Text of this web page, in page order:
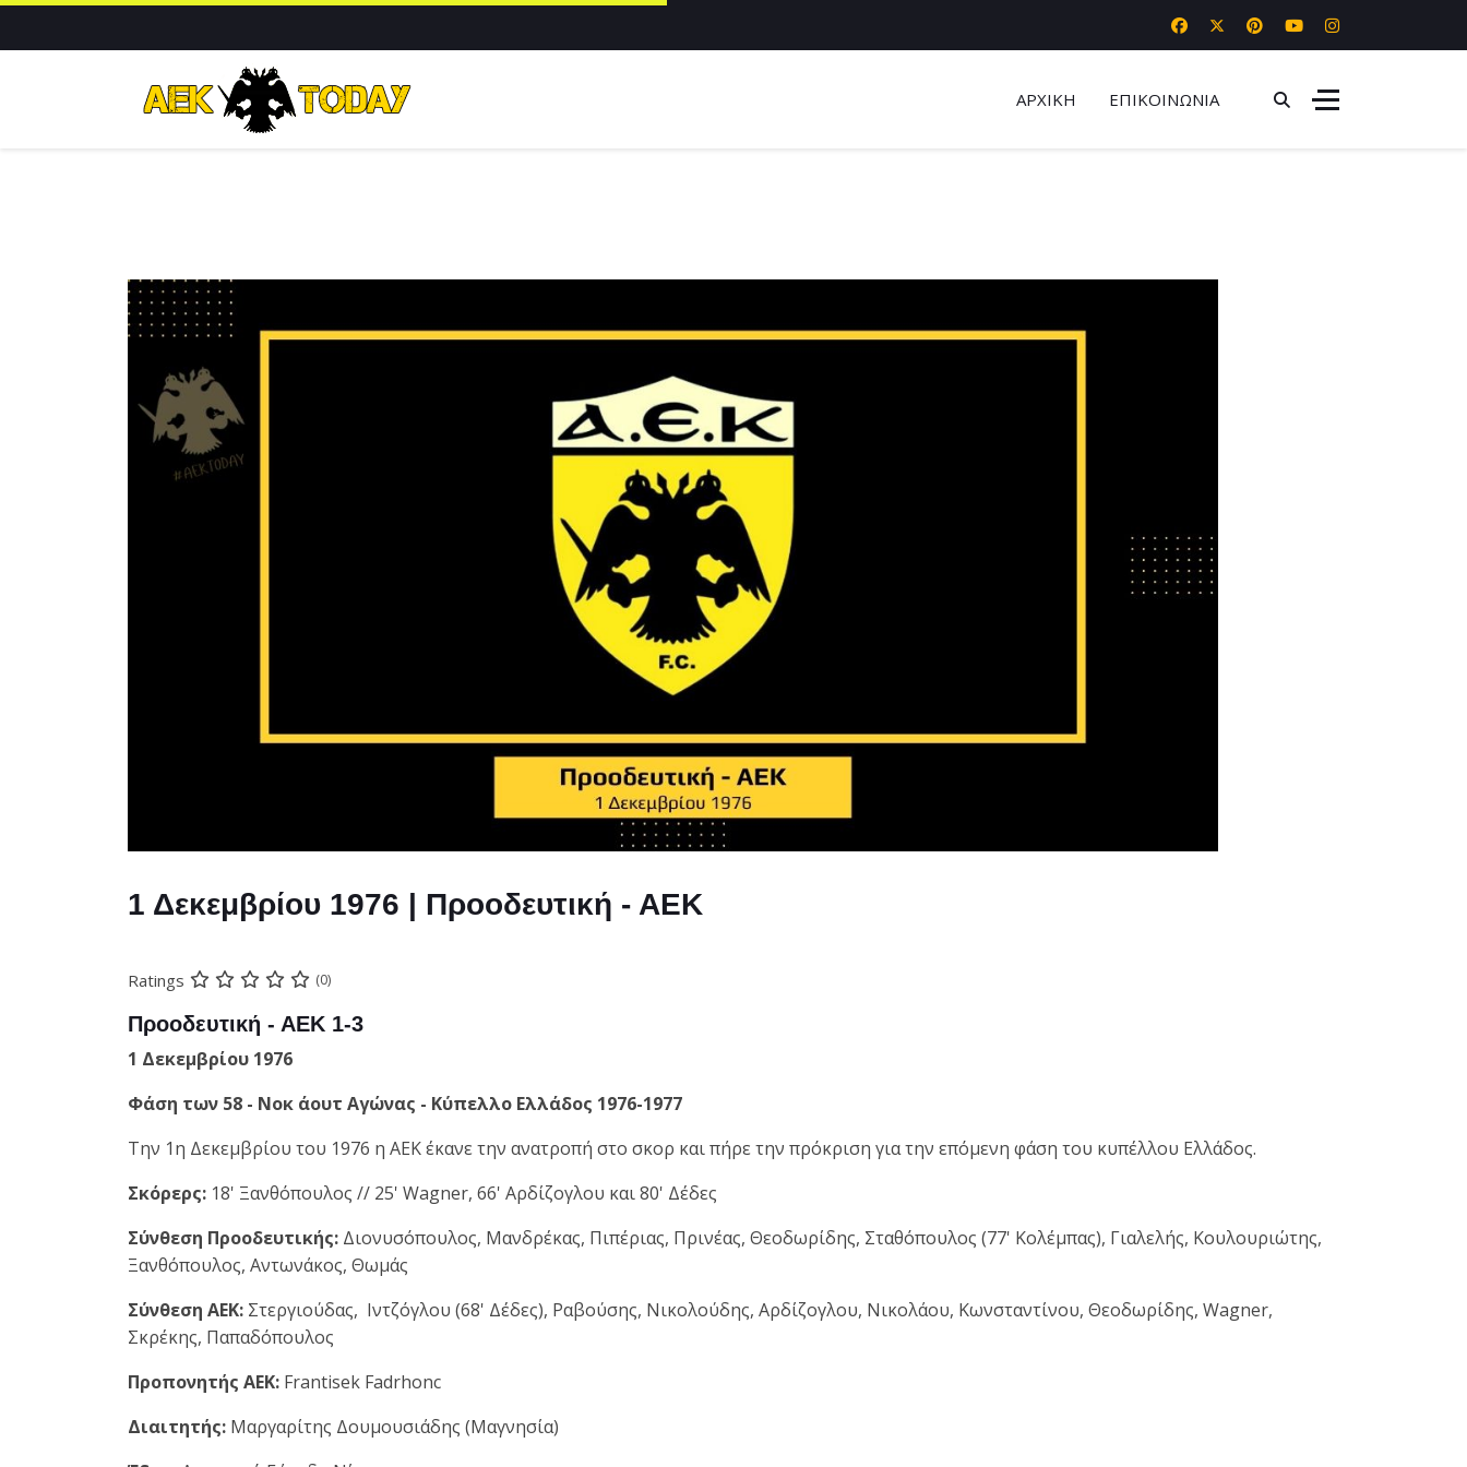
ΑΡΧΙΚΗ ΕΠΙΚΟΙΝΩΝΙΑ
1 Δεκεμβρίου 1976 | Προοδευτική - ΑΕΚ
Ratings (0)
Προοδευτική - ΑΕΚ 1-3
1 Δεκεμβρίου 1976
Φάση των 58 - Νοκ άουτ Αγώνας - Κύπελλο Ελλάδος 1976-1977
Την 1η Δεκεμβρίου του 1976 η ΑΕΚ έκανε την ανατροπή στο σκορ και πήρε την πρόκριση για την επόμενη φάση του κυπέλλου Ελλάδος.
Σκόρερς: 18' Ξανθόπουλος // 25' Wagner, 66' Αρδίζογλου και 80' Δέδες
Σύνθεση Προοδευτικής: Διονυσόπουλος, Μανδρέκας, Πιπέριας, Πρινέας, Θεοδωρίδης, Σταθόπουλος (77' Κολέμπας), Γιαλελής, Κουλουριώτης,
Ξανθόπουλος, Αντωνάκος, Θωμάς
Σύνθεση ΑΕΚ: Στεργιούδας, Ιντζόγλου (68' Δέδες), Ραβούσης, Νικολούδης, Αρδίζογλου, Νικολάου, Κωνσταντίνου, Θεοδωρίδης, Wagner,
Σκρέκης, Παπαδόπουλος
Προπονητής ΑΕΚ: Frantisek Fadrhonc
Διαιτητής: Μαργαρίτης Δουμουσιάδης (Μαγνησία)